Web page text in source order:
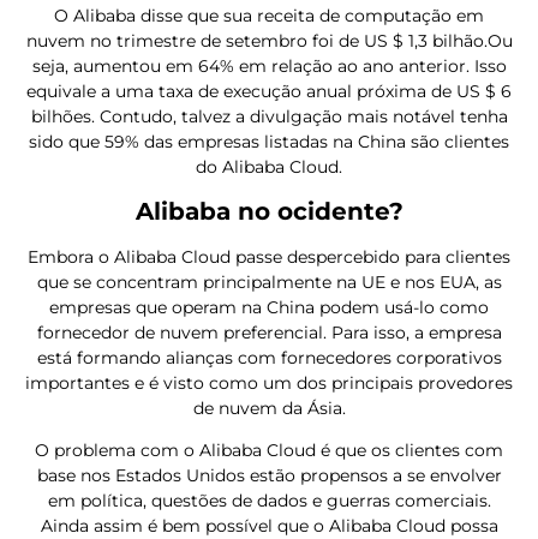
O Alibaba disse que sua receita de computação em
nuvem no trimestre de setembro foi de US $ 1,3 bilhão.Ou
seja, aumentou em 64% em relação ao ano anterior. Isso
equivale a uma taxa de execução anual próxima de US $ 6
bilhões. Contudo, talvez a divulgação mais notável tenha
sido que 59% das empresas listadas na China são clientes
do Alibaba Cloud.
Alibaba no ocidente?
Embora o Alibaba Cloud passe despercebido para clientes
que se concentram principalmente na UE e nos EUA, as
empresas que operam na China podem usá-lo como
fornecedor de nuvem preferencial. Para isso, a empresa
está formando alianças com fornecedores corporativos
importantes e é visto como um dos principais provedores
de nuvem da Ásia.
O problema com o Alibaba Cloud é que os clientes com
base nos Estados Unidos estão propensos a se envolver
em política, questões de dados e guerras comerciais.
Ainda assim é bem possível que o Alibaba Cloud possa